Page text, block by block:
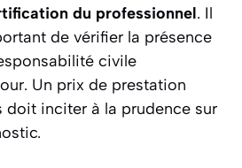
du professionnel. Il
de vérifier la présence
civile
Un prix de prestation
doit inciter à la prudence sur